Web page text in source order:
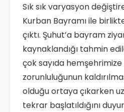
Sık sık varyasyon
Kurban Bayramı ile
çıktı. Şuhut’a bayram
kaynaklandığı tahmin
çok sayıda hemşehrimize
zorunluluğunun
olduğu ortaya çıkarken
tekrar başlatıldığını